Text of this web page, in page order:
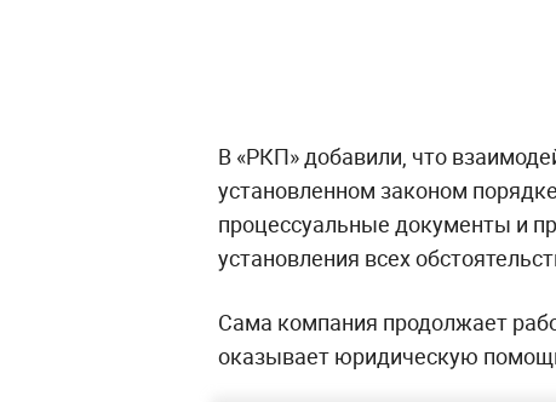
В «РКП» добавили, что
установленном законом
процессуальные документы и
установления всех
Сама компания продолжает
оказывает юридическую